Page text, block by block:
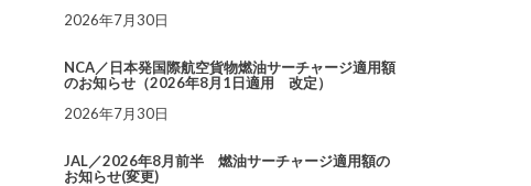
2026年7月30日
NCA／日本発国際航空貨物燃油サーチャージ適用額
のお知らせ（2026年8月1日適用 改定）
2026年7月30日
JAL／2026年8月前半 燃油サーチャージ適用額の
お知らせ(変更)